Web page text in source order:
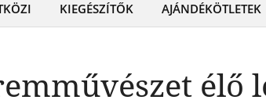
KIEGÉSZÍTŐK AJÁNDÉKÖTLETEK
élő